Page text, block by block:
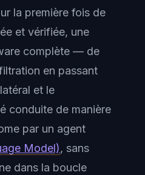
la première fois de
et vérifiée, une
complète — de
en passant
et le
conduite de manière
par un agent
Model), sans
dans la boucle